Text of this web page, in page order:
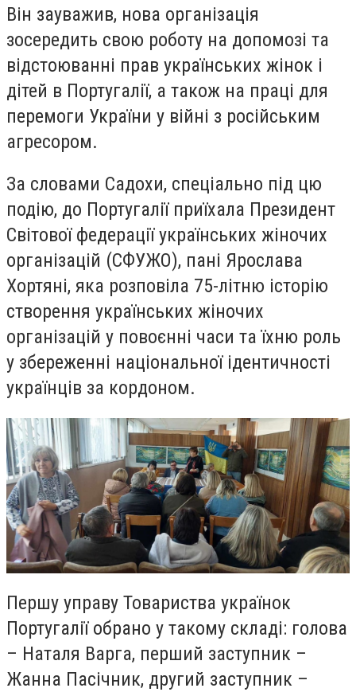
Він зауважив, нова організація
зосередить свою роботу на допомозі та
відстоюванні прав українських жінок і
дітей в Португалії, а також на праці для
перемоги України у війні з російським
агресором.
За словами Садохи, спеціально під цю
подію, до Португалії приїхала Президент
Світової федерації українських жіночих
організацій (СФУЖО), пані Ярослава
Хортяні, яка розповіла 75-літню історію
створення українських жіночих
організацій у повоєнні часи та їхню роль
у збереженні національної ідентичності
українців за кордоном.
Першу управу Товариства українок
Португалії обрано у такому складі: голова
– Наталя Варга, перший заступник –
Жанна Пасічник, другий заступник –